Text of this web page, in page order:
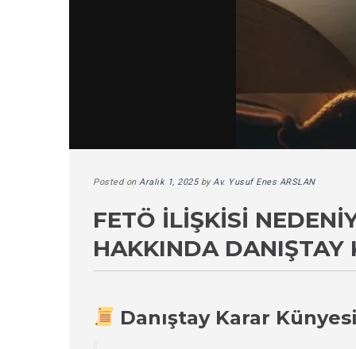
Posted on Aralık 1, 2025byAv. Yusuf Enes ARSLAN
FETÖ İLIŞKISI
HAKKINDA DANIŞTAY
Danıştay Karar Künyesi